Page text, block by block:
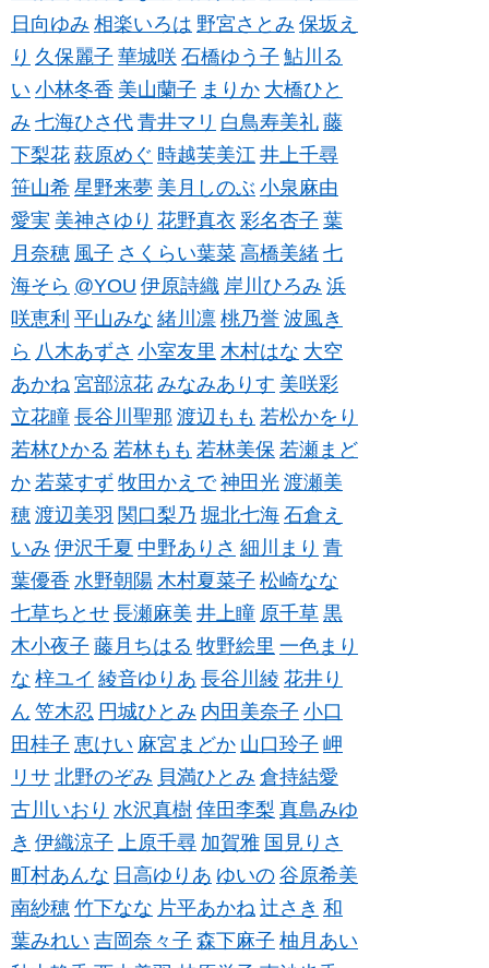
日向ゆみ 相楽いろは 野宮さとみ 保坂え
り 久保麗子 華城咲 石橋ゆう子 鮎川る
い 小林冬香 美山蘭子 まりか 大橋ひと
み 七海ひさ代 青井マリ 白鳥寿美礼 藤
下梨花 萩原めぐ 時越芙美江 井上千尋
笹山希 星野来夢 美月しのぶ 小泉麻由
愛実 美神さゆり 花野真衣 彩名杏子 葉
月奈穂 風子 さくらい葉菜 高橋美緒 七
海そら @YOU 伊原詩織 岸川ひろみ 浜
咲恵利 平山みな 緒川凛 桃乃誉 波風き
ら 八木あずさ 小室友里 木村はな 大空
あかね 宮部涼花 みなみありす 美咲彩
立花瞳 長谷川聖那 渡辺もも 若松かをり
若林ひかる 若林もも 若林美保 若瀬まど
か 若菜すず 牧田かえで 神田光 渡瀬美
穂 渡辺美羽 関口梨乃 堀北七海 石倉え
いみ 伊沢千夏 中野ありさ 細川まり 青
葉優香 水野朝陽 木村夏菜子 松崎なな
七草ちとせ 長瀬麻美 井上瞳 原千草 黒
木小夜子 藤月ちはる 牧野絵里 一色まり
な 梓ユイ 綾音ゆりあ 長谷川綾 花井り
ん 笠木忍 円城ひとみ 内田美奈子 小口
田桂子 恵けい 麻宮まどか 山口玲子 岬
リサ 北野のぞみ 貝満ひとみ 倉持結愛
古川いおり 水沢真樹 倖田李梨 真島みゆ
き 伊織涼子 上原千尋 加賀雅 国見りさ
町村あんな 日高ゆりあ ゆいの 谷原希美
南紗穂 竹下なな 片平あかね 辻さき 和
葉みれい 吉岡奈々子 森下麻子 柚月あい